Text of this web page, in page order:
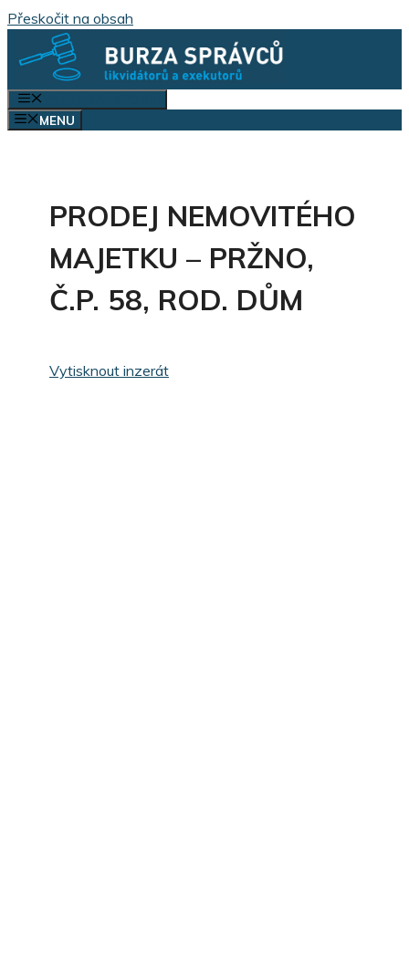
Přeskočit na obsah
MENU
PRODEJ NEMOVITÉHO
MAJETKU – PRŽNO,
Č.P. 58, ROD. DŮM
Vytisknout inzerát